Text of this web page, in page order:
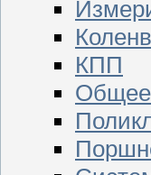
КПП
Общее